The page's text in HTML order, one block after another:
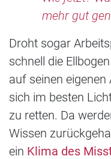
mehr gut
Droht sogar
schnell die
auf seinen
sich im besten
zu retten. Da
Wissen
ein Klima des